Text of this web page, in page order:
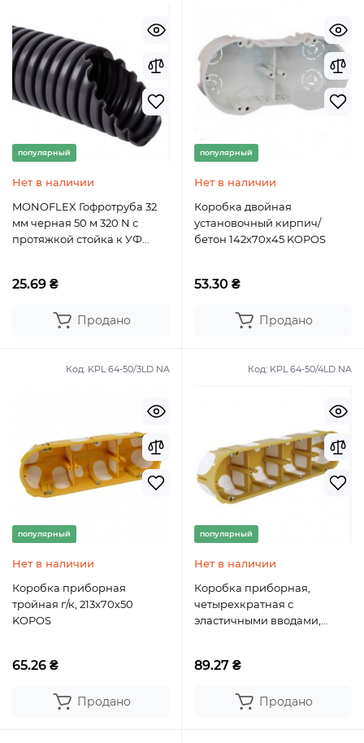
популярный
Нет в наличии
MONOFLEX Гофротруба 32
мм черная 50 м 320 N с
протяжкой стойка к УФ
25.69 ₴
Продано
популярный
Нет в наличии
Коробка двойная
установочный кирпич/
бетон 142х70х45 KOPOS
53.30 ₴
Продано
Код: KPL 64-50/3LD NA
популярный
Нет в наличии
Коробка приборная
тройная г/к, 213х70х50
KOPOS
65.26 ₴
Продано
Код: KPL 64-50/4LD NA
популярный
Нет в наличии
Коробка приборная,
четырехкратная с
эластичными вводами,
89.27 ₴
Продано